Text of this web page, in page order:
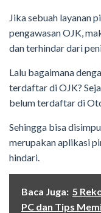
Jika sebuah layanan
pengawasan OJK,
dan terhindar dari
Lalu bagaimana
terdaftar di OJK?
belum terdaftar di
Sehingga bisa
merupakan aplikasi
hindari.
Baca Juga: 5
PC dan Tips